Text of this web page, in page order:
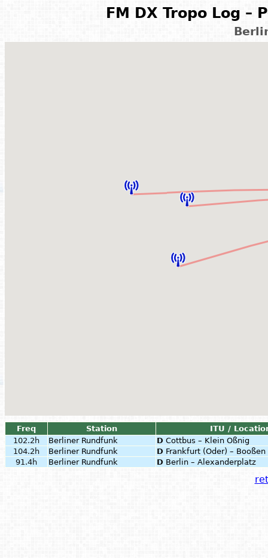
FM DX Tropo Log –
Freq Station
ITU /
102.2h
Berliner Rundfunk D Cottbus – Klein Oßnig
104.2h
Berliner Rundfunk D Frankfurt (Oder) – Booßen
91.4h
Berliner Rundfunk D Berlin – Alexanderplatz